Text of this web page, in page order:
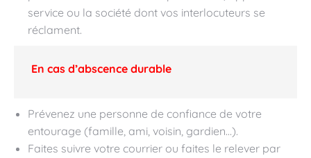
service ou la société dont vos interlocuteurs se
réclament.
En cas d’abscence durable
Prévenez une personne de confiance de votre
entourage (famille, ami, voisin, gardien…).
Faites suivre votre courrier ou faites le relever par